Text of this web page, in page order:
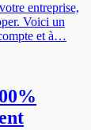
entreprise,
Voici un
et à…